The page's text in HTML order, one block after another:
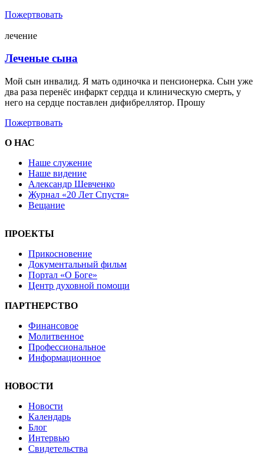
Пожертвовать
лечение
Леченые сына
Мой сын инвалид. Я мать одиночка и пенсионерка. Сын уже
два раза перенёс инфаркт сердца и клиническую смерть, у
него на сердце поставлен дифибреллятор. Прошу
Пожертвовать
О НАС
Наше служение
Наше видение
Александр Шевченко
Журнал «20 Лет Спустя»
Вещание
ПРОЕКТЫ
Прикосновение
Документальный фильм
Портал «О Боге»
Центр духовной помощи
ПАРТНЕРСТВО
Финансовое
Молитвенное
Профессиональное
Информационное
НОВОСТИ
Новости
Календарь
Блог
Интервью
Свидетельства